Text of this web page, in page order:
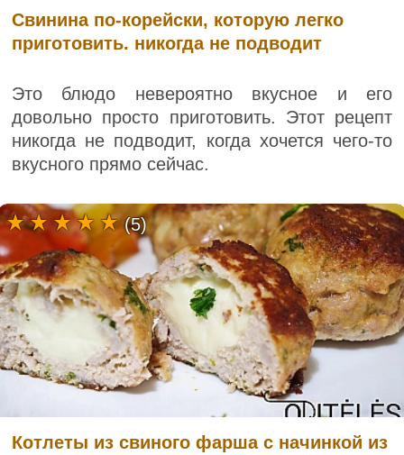
Свинина по-корейски, которую легко
приготовить. никогда не подводит
Это блюдо невероятно вкусное и его
довольно просто приготовить. Этот рецепт
никогда не подводит, когда хочется чего-то
вкусного прямо сейчас.
Котлеты из свиного фарша с начинкой из
(5)